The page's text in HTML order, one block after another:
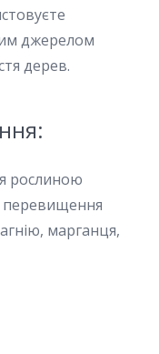
джерелом
дерев.
рослиною
перевищення
марганця,